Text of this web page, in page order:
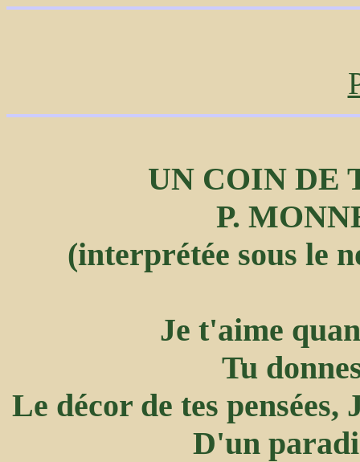
UN COIN DE
P.
(interprétée sous le
Je t'aime
Tu
Le décor de tes
D'un